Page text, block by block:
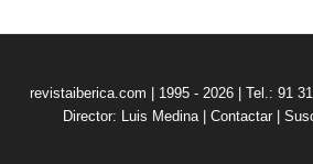
revistaiberica.com | 1995 - 2026 | Tel.: 91
Director: Luis Medina| Contactar